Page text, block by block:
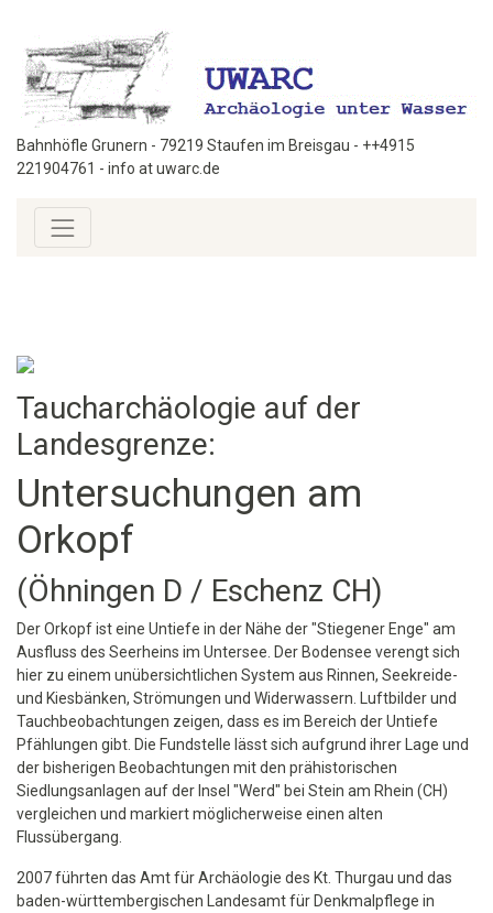
Bahnhöfle Grunern - 79219 Staufen im Breisgau - ++4915
221904761 - info at uwarc.de
Taucharchäologie auf der
Landesgrenze:
Untersuchungen am
Orkopf
(Öhningen D / Eschenz CH)
Der Orkopf ist eine Untiefe in der Nähe der "Stiegener Enge" am
Ausfluss des Seerheins im Untersee. Der Bodensee verengt sich
hier zu einem unübersichtlichen System aus Rinnen, Seekreide-
und Kiesbänken, Strömungen und Widerwassern. Luftbilder und
Tauchbeobachtungen zeigen, dass es im Bereich der Untiefe
Pfählungen gibt. Die Fundstelle lässt sich aufgrund ihrer Lage und
der bisherigen Beobachtungen mit den prähistorischen
Siedlungsanlagen auf der Insel "Werd" bei Stein am Rhein (CH)
vergleichen und markiert möglicherweise einen alten
Flussübergang.
2007 führten das Amt für Archäologie des Kt. Thurgau und das
baden-württembergischen Landesamt für Denkmalpflege in